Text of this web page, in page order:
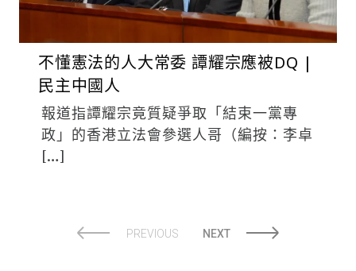
不懂憲法的人大常委 譚耀宗應被DQ |
民主中國人
報道指譚耀宗竟質疑爭取「結束一黨專
政」的香港立法會參選人哥（編按：李卓
[…]
PREVIOUS NEXT